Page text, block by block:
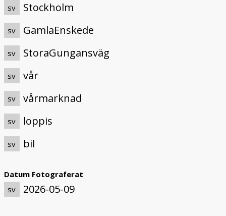
sv
Stockholm
sv GamlaEnskede
sv StoraGungansväg
sv vår
sv vårmarknad
sv loppis
sv bil
Datum Fotograferat
sv
2026-05-09